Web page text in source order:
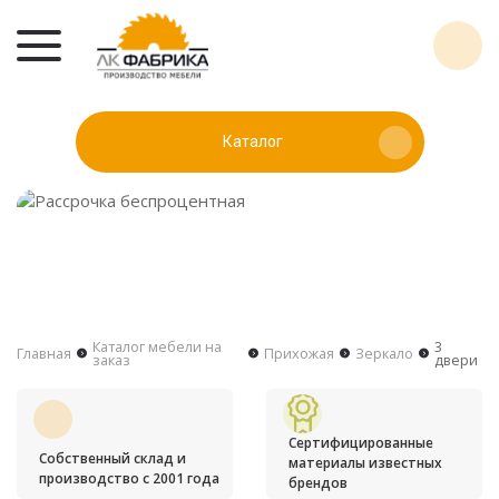
Каталог
Главная Каталог мебели на
заказ Прихожая Зеркало 3
двери
Собственный склад и
производство с 2001 года
Сертифицированные
материалы известных
брендов